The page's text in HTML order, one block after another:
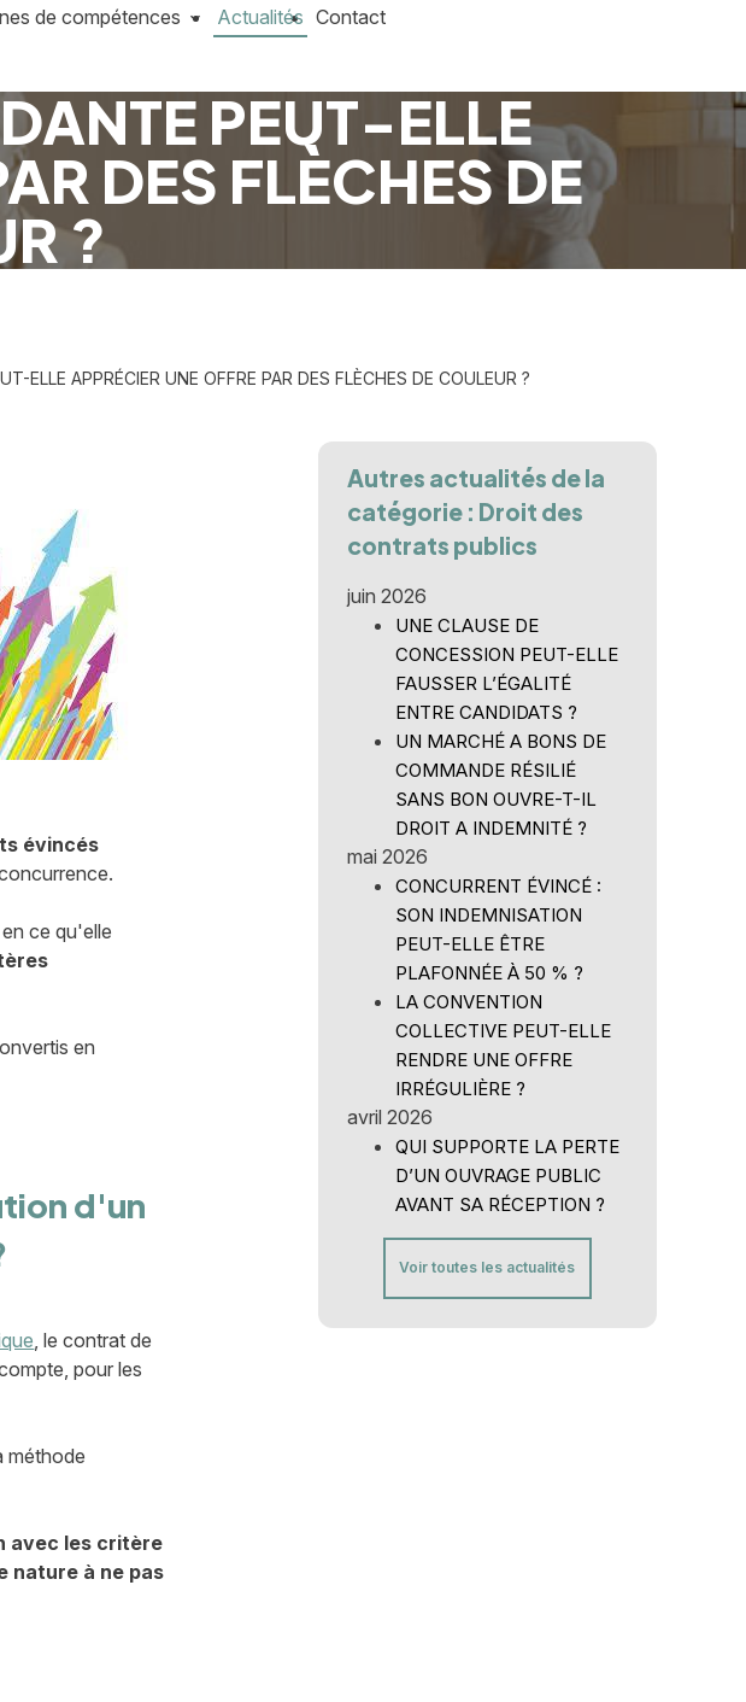
de compétences Actualités Contact
PEUT-ELLE
DES FLÈCHES DE
?
ELLE APPRÉCIER UNE OFFRE PAR DES FLÈCHES DE COULEUR ?
évincés
ce qu'elle
en
d'un
, le contrat de
pour les
méthode
avec les critère
nature à ne pas
Autres actualités de la
catégorie : Droit des
contrats publics
juin 2026
UNE CLAUSE DE
CONCESSION PEUT-ELLE
FAUSSER L’ÉGALITÉ
ENTRE CANDIDATS ?
UN MARCHÉ A BONS DE
COMMANDE RÉSILIÉ
SANS BON OUVRE-T-IL
DROIT A INDEMNITÉ ?
mai 2026
CONCURRENT ÉVINCÉ :
SON INDEMNISATION
PEUT-ELLE ÊTRE
PLAFONNÉE À 50 % ?
LA CONVENTION
COLLECTIVE PEUT-ELLE
RENDRE UNE OFFRE
IRRÉGULIÈRE ?
avril 2026
QUI SUPPORTE LA PERTE
D’UN OUVRAGE PUBLIC
AVANT SA RÉCEPTION ?
Voir toutes les actualités